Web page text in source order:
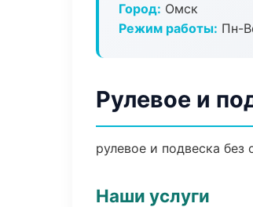
Город: Омск
Режим работы: Пн-
Рулевое и
рулевое и подвеска
Наши услуги